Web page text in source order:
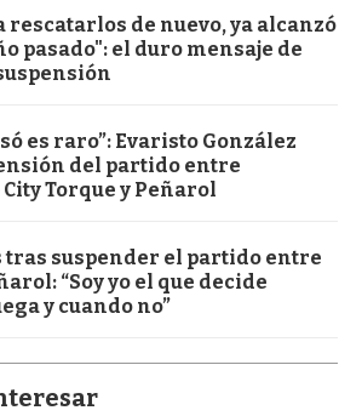
rescatarlos de nuevo, ya alcanzó
pasado": el duro mensaje de
es raro”: Evaristo González
del partido entre
Torque y Peñarol
tras suspender el partido entre
“Soy yo el que decide
y cuando no”